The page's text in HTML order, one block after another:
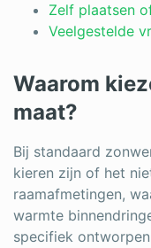
Zonwering
Bent u een
Zelf plaatsen
Veelgestelde
Waarom
maat?
Bij standaard
kieren zijn of het
raamafmetingen,
warmte
specifiek